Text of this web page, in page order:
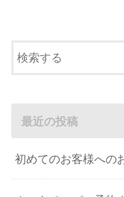
最近の投稿
初めてのお客様への